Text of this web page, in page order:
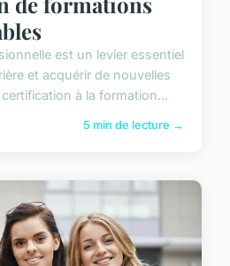
est un levier essentiel
et acquérir de nouvelles
à la formation...
5 min de lecture →